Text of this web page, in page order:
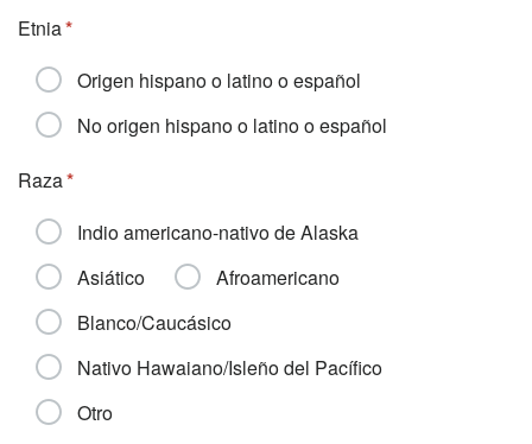
Etnia
Origen hispano o latino o español
No origen hispano o latino o español
Raza
Indio americano-nativo de Alaska
Asiático
Afroamericano
Blanco/Caucásico
Nativo Hawaiano/Isleño del Pacífico
Otro